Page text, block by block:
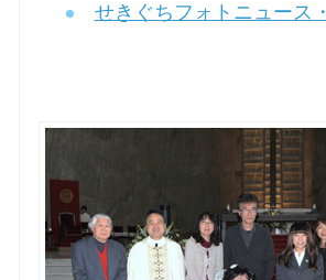
三田助祭の講座
交通・アクセス
せきぐちフォトニュース